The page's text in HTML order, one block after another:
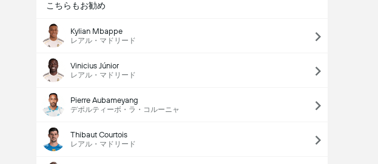
こちらもお勧め
Kylian Mbappe
レアル・マドリード
Vinicius Júnior
レアル・マドリード
Pierre Aubameyang
デポルティーボ・ラ・コルーニャ
Thibaut Courtois
レアル・マドリード